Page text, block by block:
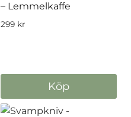
– Lemmelkaffe
299 kr
Köp